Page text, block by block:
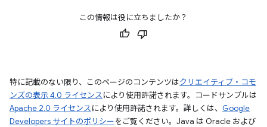
この情報は役に立ちましたか？
特に記載のない限り、このページのコンテンツはクリエイティブ・コモ
ンズの表示 4.0 ライセンスにより使用許諾されます。コードサンプルは
Apache 2.0 ライセンスにより使用許諾されます。詳しくは、 Google
Developers サイトのポリシーをご覧ください。Java は Oracle および